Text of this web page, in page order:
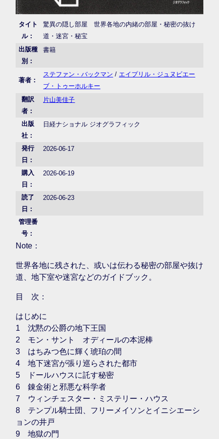
タイト
ル：
驚異の隠し部屋 世界各地の内緒の部屋・秘密の抜け
道・迷宮・秘宝
出版種
別：
書籍
著者：
ステファン・バックマン / エイプリル・ジュヌビエー
ブ・トゥーホルキー
翻訳
者：
片山美佳子
出版
社：
日経ナショナル ジオグラフィック
発行
日：
2026-06-17
購入
日：
2026-06-19
読了
日：
2026-06-23
管理番
号：
Note：
世界各地に残された、或いは伝わる秘密の部屋や抜け
道、地下室や迷宮などのガイドブック。
目 次：
はじめに
1 沈黙の公爵の地下王国
2 モン・サント゠オディールの本泥棒
3 はちみつ色に輝く琥珀の間
4 地下迷宮が張り巡らされた都市
5 ドールハウスに託す秘密
6 錬金術と邪悪な科学者
7 ウィンチェスター・ミステリー・ハウス
8 テンプル騎士団、フリーメイソンとイニシエーシ
ョンの井戸
9 地獄の門